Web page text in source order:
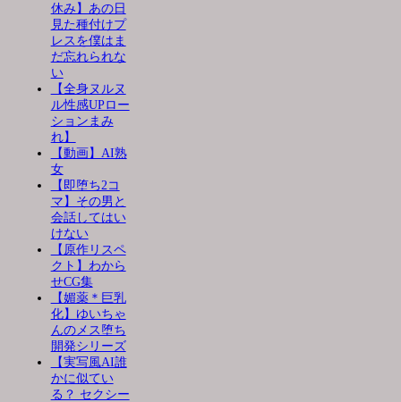
休み】あの日
見た種付けプ
レスを僕はま
だ忘れられな
い
【全身ヌルヌ
ル性感UPロー
ションまみ
れ】
【動画】AI熟
女
【即堕ち2コ
マ】その男と
会話してはい
けない
【原作リスペ
クト】わから
せCG集
【媚薬＊巨乳
化】ゆいちゃ
んのメス堕ち
開発シリーズ
【実写風AI誰
かに似てい
る？ セクシー